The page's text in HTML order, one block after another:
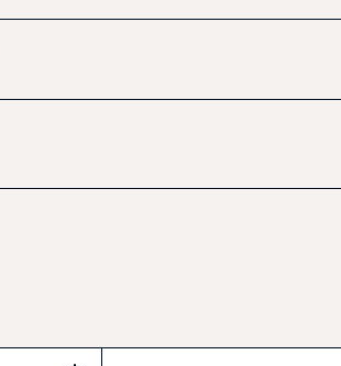
a pevné zapínání
cit a flexibilitu v otěžích
soutěže
rukavice pro dokonalý cit a komfort v